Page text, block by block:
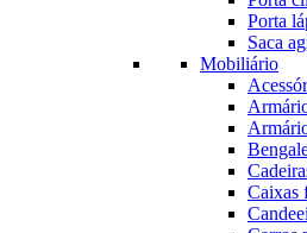
Porta
Saca
Mobiliário
Caixas